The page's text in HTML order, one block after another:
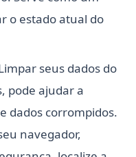
o estado atual do
seus dados do
pode ajudar a
dados corrompidos.
navegador,